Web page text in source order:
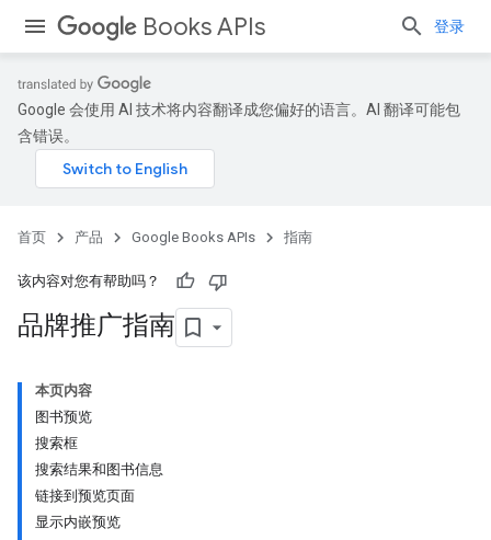
Books APIs 登录
Google 会使用 AI 技术将内容翻译成您偏好的语言。AI 翻译可能包
含错误。
首页 产品 Google Books APIs 指南
该内容对您有帮助吗？
品牌推广指南
本页内容
图书预览
搜索框
搜索结果和图书信息
链接到预览页面
显示内嵌预览